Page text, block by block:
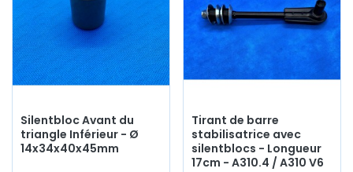
Silentbloc Avant du
triangle Inférieur - Ø
14x34x40x45mm
Tirant de barre
stabilisatrice avec
silentblocs - Longueur
17cm - A310.4 / A310 V6